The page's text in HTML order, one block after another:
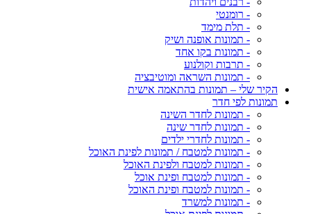
- רומנטי
- תלת מימד
- תמונות אופנה ושיק
- תמונות בקו אחד
- תרבות וקולנוע
- תמונות השראה ומוטיבציה
הקיר שלי – תמונות בהתאמה אישית
תמונות לפי חדר
- תמונות לחדר השינה
- תמונות לחדר שינה
- תמונות לחדרי ילדים
- תמונות למטבח / תמונות לפינת האוכל
- תמונות למטבח ולפינת האוכל
- תמונות למטבח ופינת אוכל
- תמונות למטבח ופינת האוכל
- תמונות למשרד